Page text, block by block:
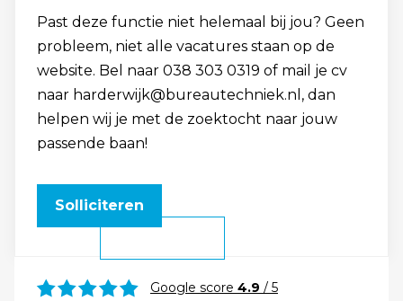
Past deze functie niet helemaal bij jou? Geen
probleem, niet alle vacatures staan op de
website. Bel naar 038 303 0319 of mail je cv
naar harderwijk@bureautechniek.nl, dan
helpen wij je met de zoektocht naar jouw
passende baan!
Solliciteren
Google score 4.9 / 5